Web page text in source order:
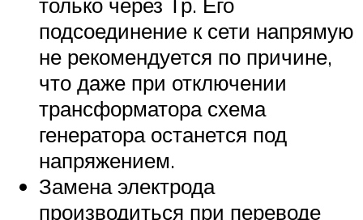
подсоединение к сети напрямую
не рекомендуется по причине,
что даже при отключении
трансформатора схема
генератора останется под
напряжением.
Замена электрода
производиться при переводе